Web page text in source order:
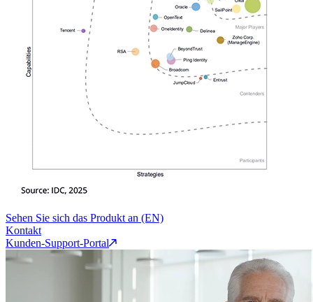
Sehen Sie sich das Produkt an (EN)
Kontakt
Kunden-Support-Portal